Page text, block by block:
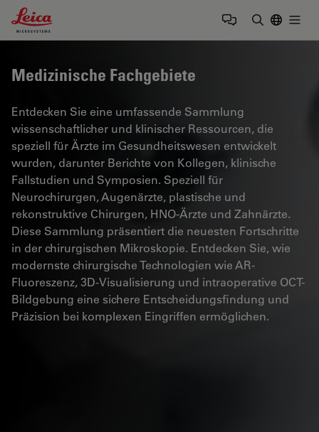
Leica Microsystems Logo
Medizinische Fachgebiete
Entdecken Sie eine umfassende Sammlung
wissenschaftlicher und klinischer Ressourcen, die
speziell für Ärzte im Gesundheitswesen entwickelt
wurden, darunter Berichte von Kollegen, klinische
Fallstudien und Symposien. Speziell für
Neurochirurgen, Augenärzte, plastische und
rekonstruktive Chirurgen, HNO-Ärzte und Zahnärzte.
Diese Sammlung präsentiert die neuesten Fortschritte
in der chirurgischen Mikroskopie. Entdecken Sie, wie
modernste chirurgische Technologien wie AR-
Fluoreszenz, 3D-Visualisierung und intraoperative OCT-
Bildgebung eine sichere Entscheidungsfindung und
Präzision bei komplexen Eingriffen ermöglichen.